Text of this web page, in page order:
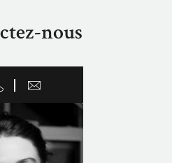
nous